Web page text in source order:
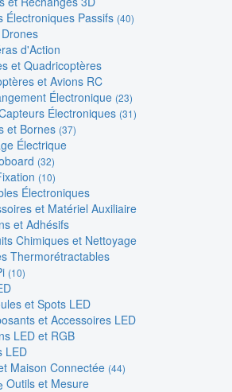
Électroniques Passifs (40)
d'Action
et Quadricoptères
et Avions RC
Électronique (23)
Électroniques (31)
et Bornes (37)
Électrique
(32)
(10)
Électroniques
et Matériel Auxiliaire
et Adhésifs
Chimiques et Nettoyage
Thermorétractables
(10)
et Spots LED
et Accessoires LED
LED et RGB
LED
Maison Connectée (44)
Outils et Mesure